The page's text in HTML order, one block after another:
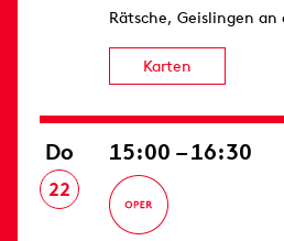
Rätsche, Geislingen an
Karten
Do
22
15:00 – 16:30